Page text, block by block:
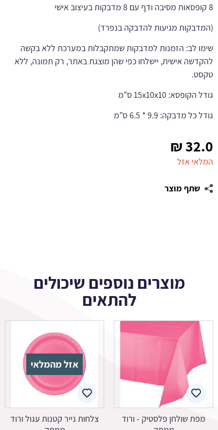
32.0
₪
המלאי אזל
שתף מוצר
8 קופסאות מסיבה ודף עם 8 מדבקות בעיצוב אישי
(המדבקות מגיעות להדבקה בנפרד)
שימו לב: הזמנות למדבקות שמתקבלות במערכת ללא בקשה
להקדשה אישית, יישלחו כפי שהן מוצגת באתר, רק תמונה, ללא
טקסט.
גודל הקופסא: 15x10x10 ס”מ
גודל כל מדבקה: 9.9 * 6.5 ס”מ
מוצרים נוספים שיכולים
להתאים
מפת שולחן פלסטיק - ורוד
אזל מהמלאי
צלחות נייר קטנות עגול ורוד